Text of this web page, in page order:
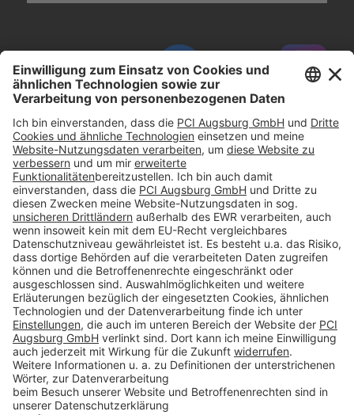
#PCI
Impressum
Datenschutz
AGB
Rechtliche Hinweise
Cookie-Einstellungen öffnen
Betroffenenrechte